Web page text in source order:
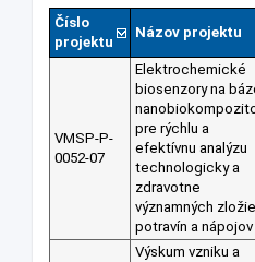
Číslo
projektu
Názov projektu
VMSP-P-
0052-07
Elektrochemické
biosenzory na
pre rýchlu a
efektívnu analýzu
technologicky a
zdravotne
významných
potravín a nápojov
Výskum vzniku a